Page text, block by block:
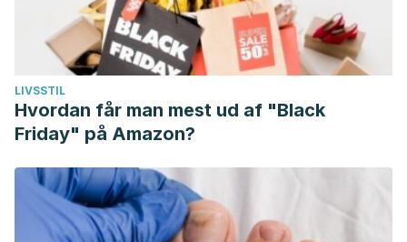
LIVSSTIL
Hvordan får man mest ud af "Black
Friday" på Amazon?